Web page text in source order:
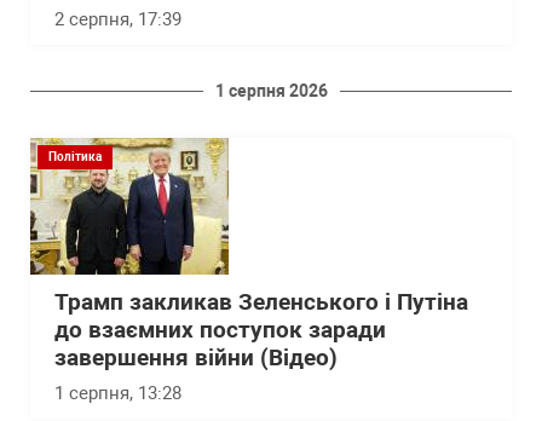
2 серпня, 17:39
1 серпня 2026
Політика
Трамп закликав Зеленського і Путіна
до взаємних поступок заради
завершення війни (Відео)
1 серпня, 13:28